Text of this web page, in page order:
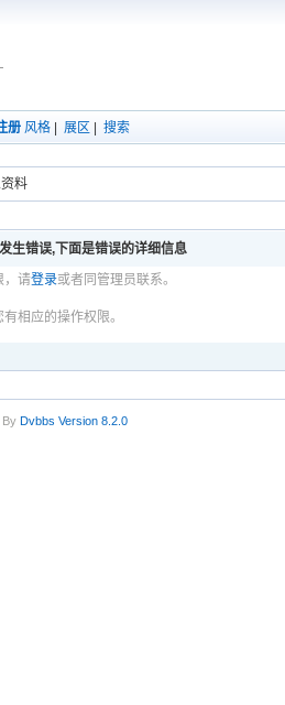
册 风格 展区 搜索
料
生错误,下面是错误的详细信息
，请登录或者同管理员联系。
相应的操作权限。
Dvbbs Version 8.2.0